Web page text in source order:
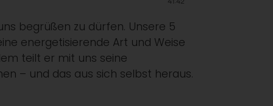
begrüßen zu dürfen. Unsere 5
energetisierende Art und Weise
teilt er mit uns seine
– und das aus sich selbst heraus.